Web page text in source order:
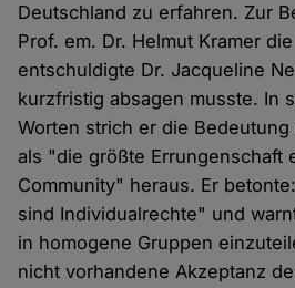
Deutschland zu erfahren. Zur
Prof. em. Dr. Helmut Kramer
entschuldigte Dr. Jacqueline
kurzfristig absagen musste. In
Worten strich er die
als "die größte Errungenschaft
Community" heraus. Er
sind Individualrechte" und
in homogene Gruppen
nicht vorhandene Akzeptanz